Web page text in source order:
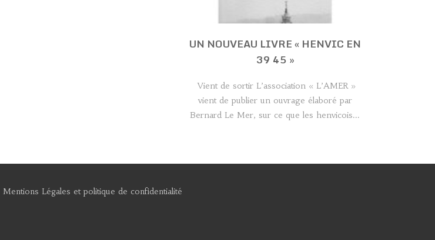
UN NOUVEAU LIVRE « HENVIC EN
39 45 »
Vient de sortir L’association « L’AMER »
vient de publier un ouvrage élaboré par
Bernard Le Mer, sur ce que les henvicois...
Mentions Légales et politique de confidentialité